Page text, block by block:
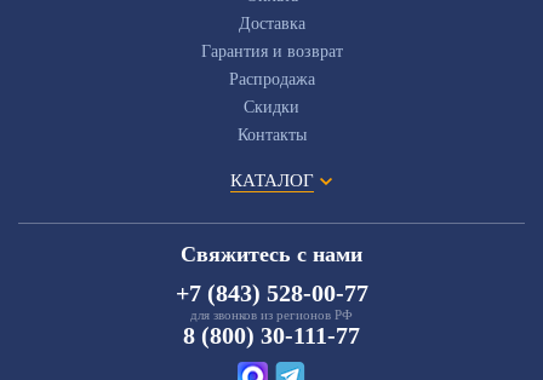
Доставка
Гарантия и возврат
Распродажа
Скидки
Контакты
КАТАЛОГ
Свяжитесь с нами
+7 (843) 528-00-77
для звонков из регионов РФ
8 (800) 30-111-77